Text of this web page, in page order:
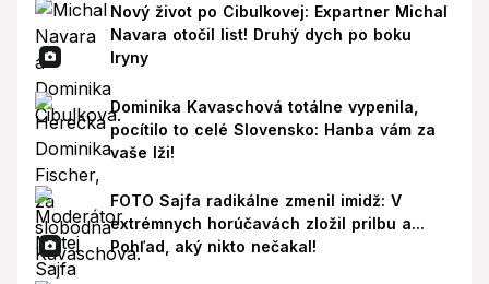
Nový život po Cibulkovej: Expartner Michal
Navara otočil list! Druhý dych po boku
Iryny
Dominika Kavaschová totálne vypenila,
pocítilo to celé Slovensko: Hanba vám za
vaše lži!
FOTO Sajfa radikálne zmenil imidž: V
extrémnych horúčavách zložil prilbu a...
Pohľad, aký nikto nečakal!